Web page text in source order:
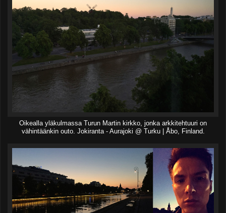
Oikealla yläkulmassa Turun Martin kirkko, jonka arkkitehtuuri on
vähintäänkin outo. Jokiranta - Aurajoki @ Turku | Åbo, Finland.